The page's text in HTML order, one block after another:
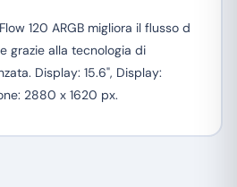
120 ARGB migliora il flusso d
grazie alla tecnologia di
Display: 15.6", Display:
2880 x 1620 px.